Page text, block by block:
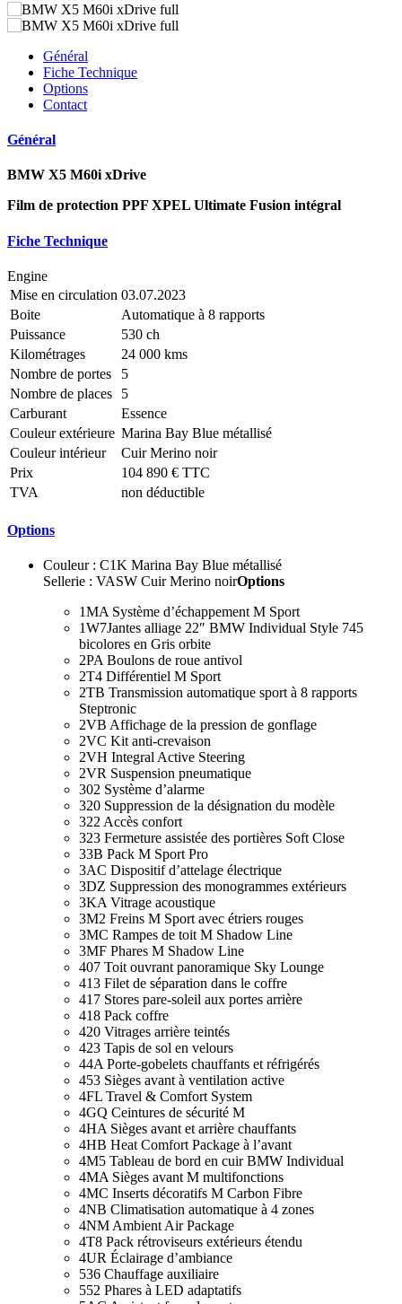
Général
Fiche Technique
Options
Contact
Général
BMW X5 M60i xDrive
Film de protection PPF XPEL Ultimate Fusion intégral
Fiche Technique
Engine
Mise en circulation 03.07.2023
Boite
Automatique à 8 rapports
Puissance
530 ch
Kilométrages
24 000 kms
Nombre de portes
5
Nombre de places
5
Carburant
Essence
Couleur extérieure Marina Bay Blue métallisé
Couleur intérieur
Cuir Merino noir
Prix
104 890 € TTC
TVA
non déductible
Options
Couleur : C1K Marina Bay Blue métallisé
Sellerie : VASW Cuir Merino noirOptions
1MA Système d’échappement M Sport
1W7Jantes alliage 22″ BMW Individual Style 745
bicolores en Gris orbite
2PA Boulons de roue antivol
2T4 Différentiel M Sport
2TB Transmission automatique sport à 8 rapports
Steptronic
2VB Affichage de la pression de gonflage
2VC Kit anti-crevaison
2VH Integral Active Steering
2VR Suspension pneumatique
302 Système d’alarme
320 Suppression de la désignation du modèle
322 Accès confort
323 Fermeture assistée des portières Soft Close
33B Pack M Sport Pro
3AC Dispositif d’attelage électrique
3DZ Suppression des monogrammes extérieurs
3KA Vitrage acoustique
3M2 Freins M Sport avec étriers rouges
3MC Rampes de toit M Shadow Line
3MF Phares M Shadow Line
407 Toit ouvrant panoramique Sky Lounge
413 Filet de séparation dans le coffre
417 Stores pare-soleil aux portes arrière
418 Pack coffre
420 Vitrages arrière teintés
423 Tapis de sol en velours
44A Porte-gobelets chauffants et réfrigérés
453 Sièges avant à ventilation active
4FL Travel & Comfort System
4GQ Ceintures de sécurité M
4HA Sièges avant et arrière chauffants
4HB Heat Comfort Package à l’avant
4M5 Tableau de bord en cuir BMW Individual
4MA Sièges avant M multifonctions
4MC Inserts décoratifs M Carbon Fibre
4NB Climatisation automatique à 4 zones
4NM Ambient Air Package
4T8 Pack rétroviseurs extérieurs étendu
4UR Éclairage d’ambiance
536 Chauffage auxiliaire
552 Phares à LED adaptatifs